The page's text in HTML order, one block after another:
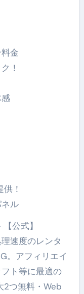
金
！
！
ル
公式】
速度のレンタ
。アフィリエイ
ト等に最適の
2つ無料・Web